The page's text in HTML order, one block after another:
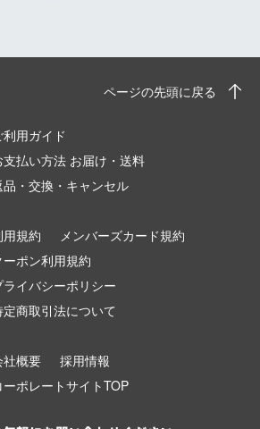
ページの先頭に戻る
利用ガイド
支払い方法 お届け・送料
品・交換・キャンセル
用規約
メンバーズカード規約
ーポン利用規約
ライバシーポリシー
定商取引法について
社概要
採用情報
ーポレートサイトTOP